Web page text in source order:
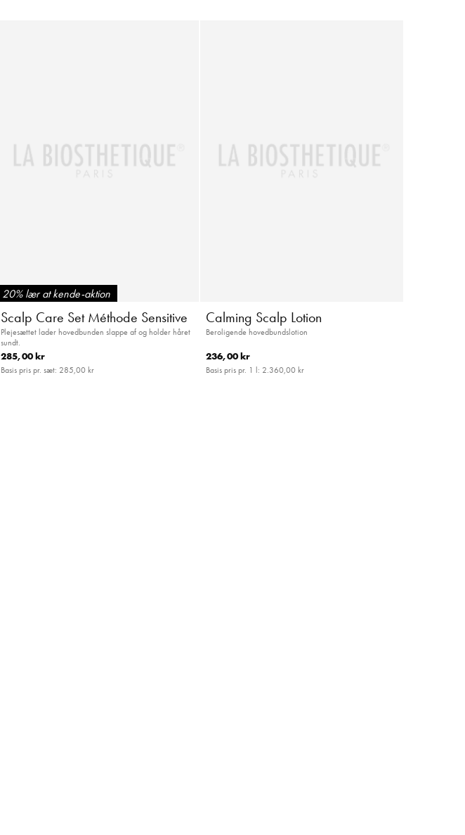
20% lær at kende-aktion
Scalp Care Set Méthode Sensitive
Plejesættet lader hovedbunden slappe af og holder håret
sundt.
285,00 kr
Basis pris pr. sæt: 285,00 kr
Calming Scalp Lotion
Beroligende hovedbundslotion
236,00 kr
Basis pris pr. 1 l: 2.360,00 kr